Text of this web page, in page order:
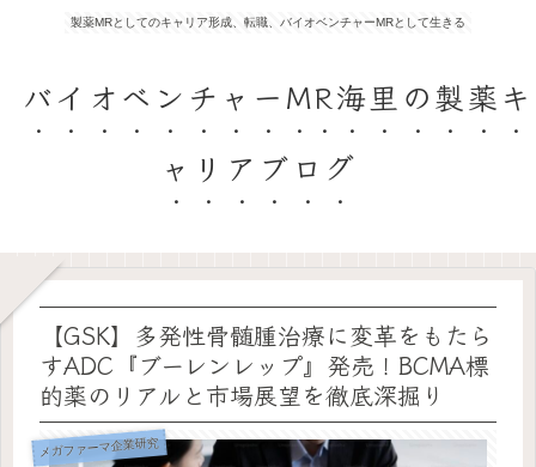
製薬MRとしてのキャリア形成、転職、バイオベンチャーMRとして生きる
バイオベンチャーMR海里の製薬キ
ャリアブログ
【GSK】多発性骨髄腫治療に変革をもたら
すADC『ブーレンレップ』発売！BCMA標
的薬のリアルと市場展望を徹底深掘り
メガファーマ企業研究